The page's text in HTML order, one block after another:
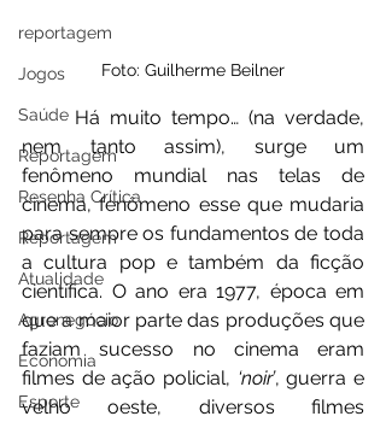
reportagem
Jogos
Saúde
Reportagem
Resenha Crítica
Reportagem
Atualidade
Agronegócio
Economia
Esporte
Foto: Guilherme Beilner
	Há muito tempo… (na verdade,
nem tanto assim), surge um
fenômeno mundial nas telas de
cinema, fenômeno esse que mudaria
para sempre os fundamentos de toda
a cultura pop e também da ficção
científica. O ano era 1977, época em
que a maior parte das produções que
faziam sucesso no cinema eram
filmes de ação policial, ‘noir’, guerra e
velho oeste, diversos filmes